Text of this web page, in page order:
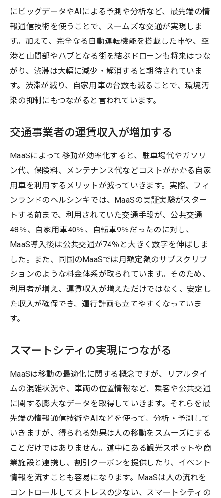
にビッグデータやAIによる予測や分析など、最先端の情
報通信技術を使うことで、スームズな交通が実現しま
す。加えて、完全なる自動運転機能を搭載した車や、空
港と山間部やハブとなる街を結ぶドローンも将来はつな
がり、渋滞は大幅に減少・解消すると期待されていま
す。渋滞が減り、自家用車の台数も減ることで、環境汚
染の抑制にもつながると言われています。
交通事業者の運賃収入が増加する
MaaSによって移動が効率化すると、駐車場代やガソリ
ン代、保険料、メンテナンス代などコストがかかる自家
用車を利用するメリットが減っていきます。実際、フィ
ンランドのヘルシンキでは、MaaSの実証実験がスター
トする前まで、利用されていた交通手段が、公共交通
48％、自家用車40％、自転車9％だったのに対し、
MaaS導入後は公共交通が74％と大きく数字を伸ばしま
した。また、同国のMaaSでは月額定額のサブスクリプ
ションのような料金体系が取られています。そのため、
利用者が増え、運賃収入が増えただけではなく、安定し
た収入が確保でき、運行計画も立てやすくなっていま
す。
スマートシティの実現につながる
MaaSは移動の最適化に関する概念ですが、リアルタイ
ムの混雑状況や、車両の位置情報など、乗客や公共交通
に関する膨大なデータを取得していきます。それらを最
先端の情報通信技術やAIなどを使って、分析・予測して
いきますが、得られる効果は人の移動をスムーズにする
ことだけではありません。道中にある観光スポットや商
業施設と連携し、割引クーポンを提供したり、イベント
情報を流すことも容易になります。MaaSは人の流れを
コントロールしてストレスの少ない、スマートシティの